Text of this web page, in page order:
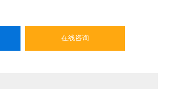
在线咨询